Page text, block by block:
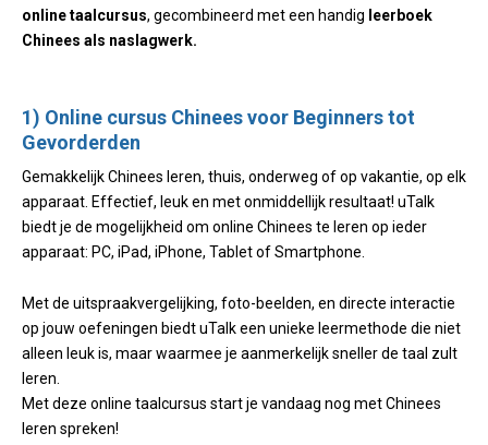
online taalcursus, gecombineerd met een handig leerboek
Chinees als naslagwerk.
1) Online cursus Chinees voor Beginners tot
Gevorderden
Gemakkelijk Chinees leren, thuis, onderweg of op vakantie, op elk
apparaat. Effectief, leuk en met onmiddellijk resultaat! uTalk
biedt je de mogelijkheid om online Chinees te leren op ieder
apparaat: PC, iPad, iPhone, Tablet of Smartphone.
Met de uitspraakvergelijking, foto-beelden, en directe interactie
op jouw oefeningen biedt uTalk een unieke leermethode die niet
alleen leuk is, maar waarmee je aanmerkelijk sneller de taal zult
leren.
Met deze online taalcursus start je vandaag nog met Chinees
leren spreken!